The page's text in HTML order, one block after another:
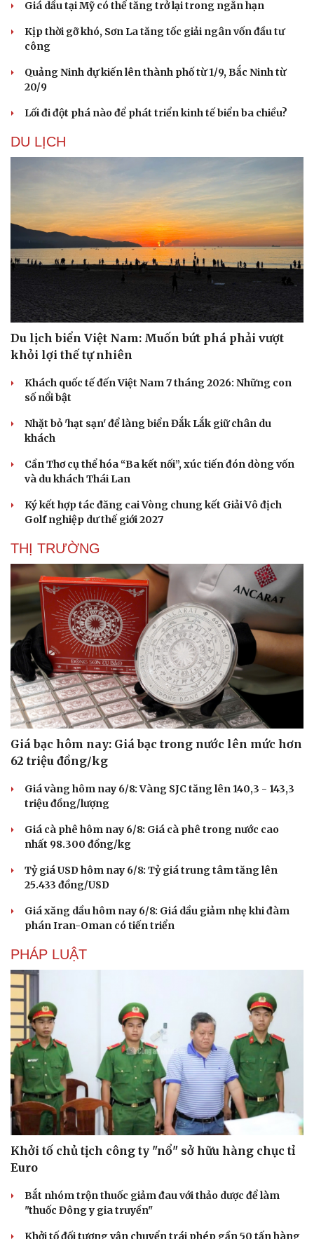
Sân khấu - Điện ảnh
Văn học
Âm nhạc
Di sản
Nghệ sĩ
Sao Việt
Giá dầu tại Mỹ có thể tăng trở lại trong ngắn hạn
Kịp thời gỡ khó, Sơn La tăng tốc giải ngân vốn đầu tư
công
Quảng Ninh dự kiến lên thành phố từ 1/9, Bắc Ninh từ
20/9
Lối đi đột phá nào để phát triển kinh tế biển ba chiều?
DU LỊCH
Du lịch biển Việt Nam: Muốn bứt phá phải vượt
khỏi lợi thế tự nhiên
Khách quốc tế đến Việt Nam 7 tháng 2026: Những con
số nổi bật
Nhặt bỏ 'hạt sạn' để làng biển Đắk Lắk giữ chân du
khách
Cần Thơ cụ thể hóa “Ba kết nối”, xúc tiến đón dòng vốn
và du khách Thái Lan
Ký kết hợp tác đăng cai Vòng chung kết Giải Vô địch
Golf nghiệp dư thế giới 2027
THỊ TRƯỜNG
Giá bạc hôm nay: Giá bạc trong nước lên mức hơn
62 triệu đồng/kg
Giá vàng hôm nay 6/8: Vàng SJC tăng lên 140,3 - 143,3
triệu đồng/lượng
Giá cà phê hôm nay 6/8: Giá cà phê trong nước cao
nhất 98.300 đồng/kg
Tỷ giá USD hôm nay 6/8: Tỷ giá trung tâm tăng lên
25.433 đồng/USD
Giá xăng dầu hôm nay 6/8: Giá dầu giảm nhẹ khi đàm
phán Iran-Oman có tiến triển
PHÁP LUẬT
Khởi tố chủ tịch công ty "nổ" sở hữu hàng chục tỉ
Euro
Bắt nhóm trộn thuốc giảm đau với thảo dược để làm
"thuốc Đông y gia truyền"
Khởi tố đối tượng vận chuyển trái phép gần 50 tấn hàng